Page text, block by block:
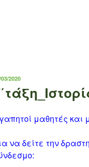
2020
μαθητές και
να δείτε την